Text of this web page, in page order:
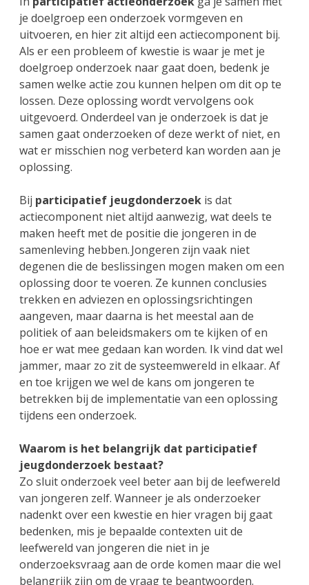
je doelgroep een onderzoek vormgeven en
uitvoeren, en hier zit altijd een actiecomponent bij.
Als er een probleem of kwestie is waar je met je
doelgroep onderzoek naar gaat doen, bedenk je
samen welke actie zou kunnen helpen om dit op te
lossen. Deze oplossing wordt vervolgens ook
uitgevoerd. Onderdeel van je onderzoek is dat je
samen gaat onderzoeken of deze werkt of niet, en
wat er misschien nog verbeterd kan worden aan je
oplossing.
Bij participatief jeugdonderzoek is dat
actiecomponent niet altijd aanwezig, wat deels te
maken heeft met de positie die jongeren in de
samenleving hebben. Jongeren zijn vaak niet
degenen die de beslissingen mogen maken om een
oplossing door te voeren. Ze kunnen conclusies
trekken en adviezen en oplossingsrichtingen
aangeven, maar daarna is het meestal aan de
politiek of aan beleidsmakers om te kijken of en
hoe er wat mee gedaan kan worden. Ik vind dat wel
jammer, maar zo zit de systeemwereld in elkaar. Af
en toe krijgen we wel de kans om jongeren te
betrekken bij de implementatie van een oplossing
tijdens een onderzoek.
Waarom is het belangrijk dat participatief
jeugdonderzoek bestaat?
Zo sluit onderzoek veel beter aan bij de leefwereld
van jongeren zelf. Wanneer je als onderzoeker
nadenkt over een kwestie en hier vragen bij gaat
bedenken, mis je bepaalde contexten uit de
leefwereld van jongeren die niet in je
onderzoeksvraag aan de orde komen maar die wel
belangrijk zijn om de vraag te beantwoorden.